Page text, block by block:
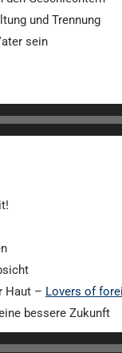
und Trennung
sein
Haut – Lovers of
bessere Zukunft